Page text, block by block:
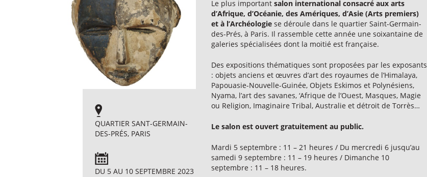
QUARTIER SANT-GERMAIN-
DES-PRÉS, PARIS
DU 5 AU 10 SEPTEMBRE 2023
Le plus important salon international consacré aux arts
d’Afrique, d’Océanie, des Amériques, d’Asie (Arts premiers)
et à l’Archéologie se déroule dans le quartier Saint-Germain-
des-Prés, à Paris. Il rassemble cette année une soixantaine de
galeries spécialisées dont la moitié est française.
Des expositions thématiques sont proposées par les exposants
: objets anciens et œuvres d’art des royaumes de l’Himalaya,
Papouasie-Nouvelle-Guinée, Objets Eskimos et Polynésiens,
Nyama, l’art des savanes, ‘Afrique de l’Ouest, Masques, Magie
ou Religion, Imaginaire Tribal, Australie et détroit de Torrès…
Le salon est ouvert gratuitement au public.
Mardi 5 septembre : 11 – 21 heures / Du mercredi 6 jusqu’au
samedi 9 septembre : 11 – 19 heures / Dimanche 10
septembre : 11 – 18 heures.